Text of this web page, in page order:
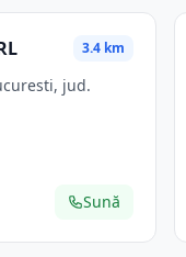
3.4 km
Sună